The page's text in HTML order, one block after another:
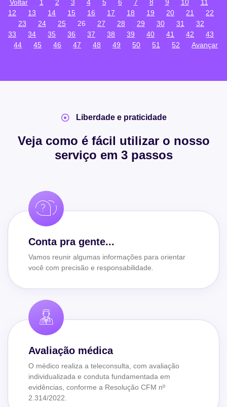
Voltar 1 2 3 4 5 6 7 8 9 10
11
12
13 14 15 16 17 18 19 20 21
22
23
24 25 26 27 28 29 30 31
32
33
34 35 36 37 38 39 40 41 42
43
44
45 46 47 48 49 50 51 52 Avançar
Liberdade e praticidade
Veja como é fácil utilizar o nosso
serviço em 3 passos
Conta pra gente...
Vamos reunir algumas informações para orientar
você com precisão e responsabilidade.
Avaliação médica
O médico realiza a teleconsulta, com avaliação
individualizada e conduta fundamentada em
evidências, conforme a Resolução CFM nº
2.314/2022.